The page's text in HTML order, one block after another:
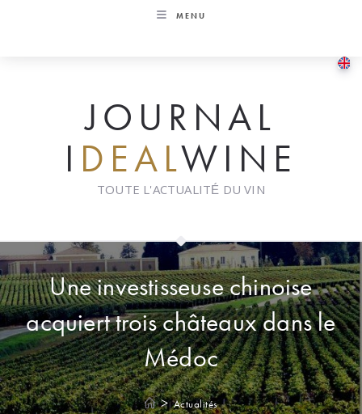
MENU
JOURNAL
I DEALWINE
TOUTE L'ACTUALITÉ DU VIN
Une investisseuse chinoise
acquiert trois châteaux dans le
Médoc
> Actualités